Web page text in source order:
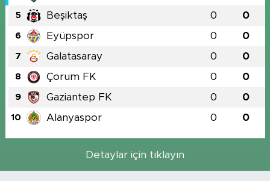
5 Beşiktaş 0 0
6 Eyüpspor 0 0
7 Galatasaray 0 0
8 Çorum FK 0 0
9 Gaziantep FK 0 0
10 Alanyaspor 0 0
Detaylar için tıklayın